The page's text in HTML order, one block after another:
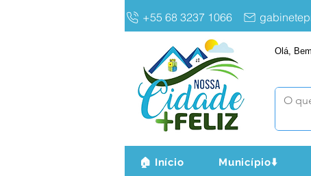
+55 68 3237 1066
Olá,
🏠 Início Município⬇️